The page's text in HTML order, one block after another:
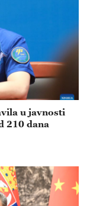
u javnosti
210 dana